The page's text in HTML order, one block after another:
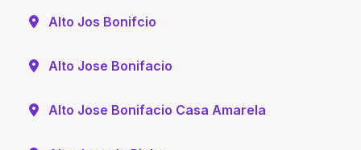
Alto Jos Bonifcio
Alto Jose Bonifacio
Alto Jose Bonifacio Casa Amarela